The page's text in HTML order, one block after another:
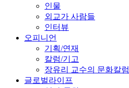
인물
외교가 사람들
인터뷰
오피니언
기획/연재
칼럼/기고
장유리 교수의 문화칼럼
글로벌라이프